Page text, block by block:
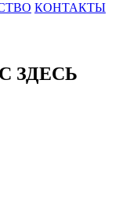
КОНТАКТЫ
ЗДЕСЬ